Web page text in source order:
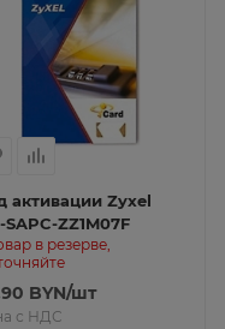
активации Zyxel
SAPC-ZZ1M07F
в резерве,
BYN/шт
с НДС